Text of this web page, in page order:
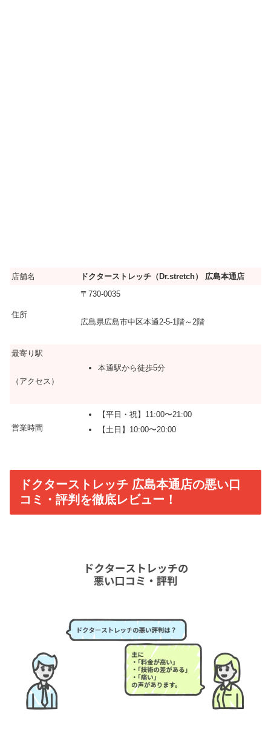
店舗名 ドクターストレッチ（Dr.stretch） 広島本通店
住所
〒730-0035
広島県広島市中区本通2-5-1階～2階
最寄り駅
（アクセス）
本通駅から徒歩5分
営業時間
【平日・祝】11:00〜21:00
【土日】10:00〜20:00
ドクターストレッチ 広島本通店の悪い口
コミ・評判を徹底レビュー！